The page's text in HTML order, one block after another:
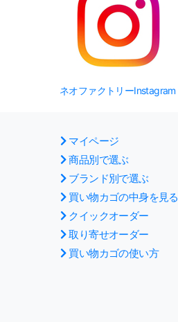
ネオファクトリーInstagram
マイページ
商品別で選ぶ
ブランド別で選ぶ
買い物カゴの中身を見る
クイックオーダー
取り寄せオーダー
買い物カゴの使い方